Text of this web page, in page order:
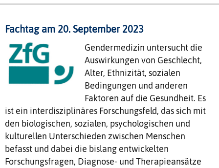
Fachtag am 20. September 2023
Gendermedizin untersucht die
Auswirkungen von Geschlecht,
Alter, Ethnizität, sozialen
Bedingungen und anderen
Faktoren auf die Gesundheit. Es
ist ein interdisziplinäres Forschungsfeld, das sich mit
den biologischen, sozialen, psychologischen und
kulturellen Unterschieden zwischen Menschen
befasst und dabei die bislang entwickelten
Forschungsfragen, Diagnose- und Therapieansätze